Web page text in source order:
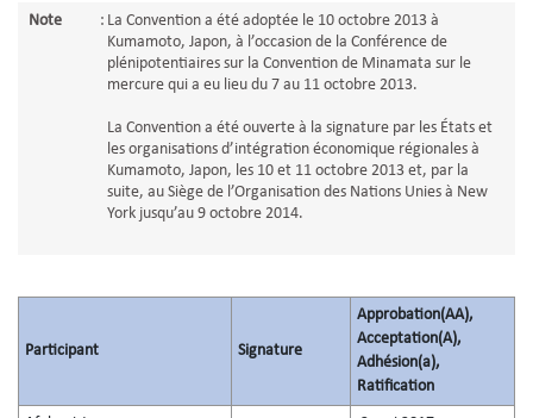
Note : La Convention a été adoptée le 10 octobre 2013 à
Kumamoto, Japon, à l’occasion de la Conférence de
plénipotentiaires sur la Convention de Minamata sur le
mercure qui a eu lieu du 7 au 11 octobre 2013.
La Convention a été ouverte à la signature par les États et
les organisations d’intégration économique régionales à
Kumamoto, Japon, les 10 et 11 octobre 2013 et, par la
suite, au Siège de l’Organisation des Nations Unies à New
York jusqu’au 9 octobre 2014.
Participant Signature
Approbation(AA),
Acceptation(A),
Adhésion(a),
Ratification